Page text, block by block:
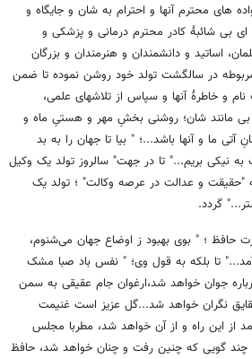
های محترم آنها و احترام به شان و جایگاه و
بی شائبۀ کادر محترم درمانی و پزشکی و
اساتید و دانشمندان و هنرمندان و بزرگان
در سالگشت تولد خود روشن نموده تا ضمن
نام و خاطرۀ آنها و سپاس از تلاشهای علمی،
بی مانند شان؛ روشنی بخشِ مهر و هستیِ ماه و
ما و آنها باشد...؛ " بیا تا جهان را به بد
نیکی بریم..." تا در جهت" سالروز تولد یک وکیل
"حقیقت و عدالت در عرصه وکالت" ؛ تولد یک
گردد.
حافظ ؛ " بوی بهبود ز اوضاع جهان می‌شنوم،
تا بلکه به قول وی؛ " نفس باد صبا مشک
جوان خواهد شد،ارغوان جام عقیقی به سمن
نگران خواهد شد...گل عزیز است غنیمت
از این راه و از آن خواهد شد، مطربا مجلس
گویی که چنین رفت و چنان خواهد شد، حافظ